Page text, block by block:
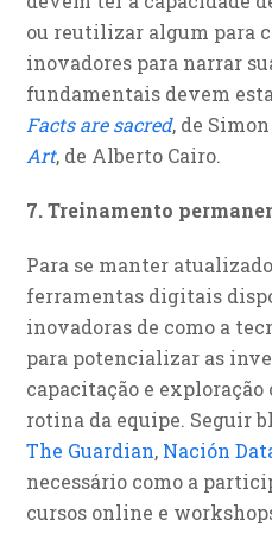
ou reutilizar algum para
inovadores para narrar
fundamentais devem
Facts are sacred, de
Art, de Alberto Cairo.
7. Treinamento
Para se manter
ferramentas digitais
inovadoras de como a
para potencializar as
capacitação e
rotina da equipe. Seguir
The Guardian, Nación
necessário como a
cursos online e